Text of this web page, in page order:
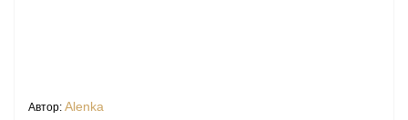
Автор: Alenka